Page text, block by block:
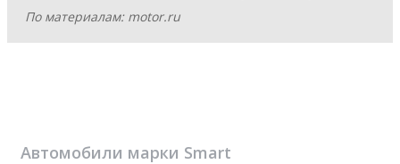
По материалам: motor.ru
Автомобили марки Smart